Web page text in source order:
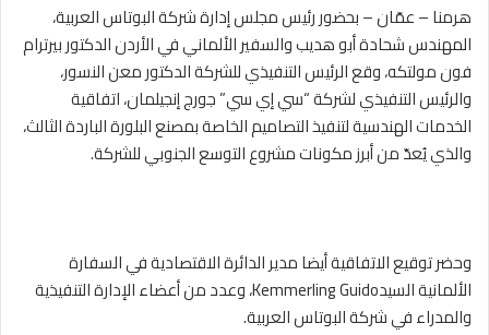
هرمنا – عمّان – بحضور رئيس مجلس إدارة شركة البوتاس العربية،
المهندس شحادة أبو هديب والسفير الألماني في الأردن الدكتور بيرترام
فون مولتكه، وقع الرئيس التنفيذي للشركة الدكتور معن النسور،
والرئيس التنفيذي لشركة “سي إي سي” جورج إنجيلمان، اتفاقية
الخدمات الهندسية لتنفيذ التصاميم الخاصة بمصنع البلورة الباردة الثالث،
والذي يُعدّ من أبرز مكونات مشروع التوسع الجنوبي للشركة.
وحضر توقيع الاتفاقية أيضا مدير الدائرة الاقتصادية في السفارة
الألمانية السيدKemmerling Guido، وعدد من أعضاء الإدارة التنفيذية
والمدراء في شركة البوتاس العربية.